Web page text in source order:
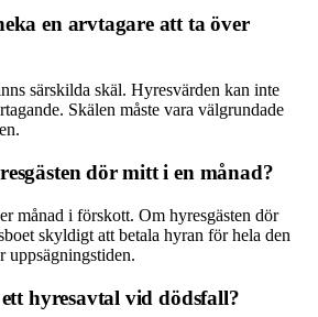
en arvtagare att ta över
särskilda skäl. Hyresvärden kan inte
Skälen måste vara välgrundade
dör mitt i en månad?
månad i förskott. Om hyresgästen dör
skyldigt att betala hyran för hela den
uppsägningstiden.
hyresavtal vid dödsfall?